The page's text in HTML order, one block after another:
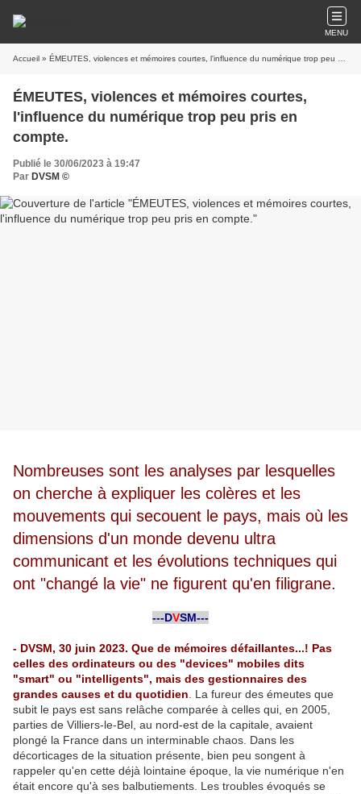
MENU
Accueil » ÉMEUTES, violences et mémoires courtes, l'influence du numérique trop peu pris en compte.
ÉMEUTES, violences et mémoires courtes,
l'influence du numérique trop peu pris en
compte.
Publié le 30/06/2023 à 19:47
Par DVSM ©
Nombreuses sont les analyses par lesquelles
on cherche à expliquer les colères et les
mouvements qui secouent le pays, mais où les
dimensions d'un monde devenu ultra
communicant et les évolutions techniques qui
ont "changé la vie" ne figurent qu'en filigrane.
---DVSM---
- DVSM, 30 juin 2023. Que de mémoires défaillantes...! Pas
celles des ordinateurs ou des "devices" mobiles dits
"smart" ou "intelligents", mais des gestionnaires des
grandes causes et du quotidien . La fureur des émeutes que
subit le pays est sans relâche comparée à celles qui, en 2005,
parties de Villiers-le-Bel, au nord-est de la capitale, avaient
plongé la France dans un interminable chaos. Dans les
décorticages de la situation présente, bien peu songent à
rappeler qu'en cette déjà lointaine époque, la vie numérique n'en
était encore qu'à ses balbutiements. Les troubles évoqués se